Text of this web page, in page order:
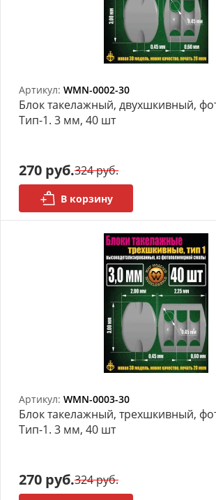
Артикул: WMN-0002-30
Блок такелажный, двухшкивный,
Тип-1. 3 мм, 40 шт
270 руб.324 руб.
В корзину
Артикул: WMN-0003-30
Блок такелажный, трехшкивный,
Тип-1. 3 мм, 40 шт
270 руб.324 руб.